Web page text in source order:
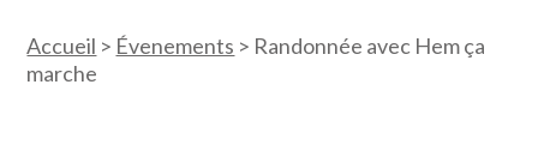
Accueil > Évenements > Randonnée avec Hem ça
marche